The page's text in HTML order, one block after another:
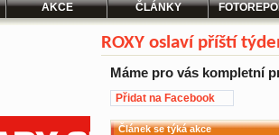
AKCE ČLÁNKY
ROXY oslaví příští
Máme pro vás kompletní
Přidat na Facebook
Článek se týká akce